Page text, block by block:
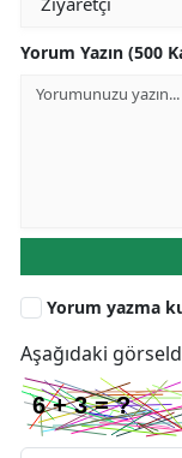
Yorum Yazın (500
Yorum yazma
Aşağıdaki